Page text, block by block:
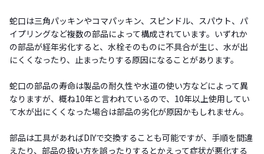
蛇口は三角パッキンやコマパッキン、スピンドル、スパウト、パ
イプリングなど複数の部品によって構成されています。いずれか
の部品が経年劣化すると、水栓そのものに不具合が生じ、水が出
にくくなったり、止まったりする原因になることがあります。
蛇口の部品の寿命は製品の耐久性や水道の使い方などによって異
なりますが、概ね10年と言われているので、10年以上使用してい
て水が出にくくなった場合は部品の劣化が原因かもしれません。
部品は工具があればDIYで交換することも可能ですが、手順を間違
えたり、部品の扱い方を誤ったりするとかえって症状が悪化する